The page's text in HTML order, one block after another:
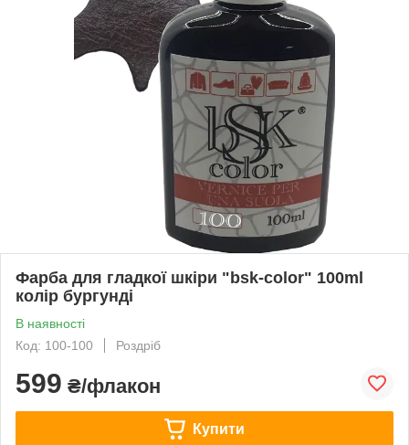
Фарба для гладкої шкіри "bsk-color" 100ml
колір бургунді
В наявності
Код: 100-100
Роздріб
599 ₴/флакон
Купити